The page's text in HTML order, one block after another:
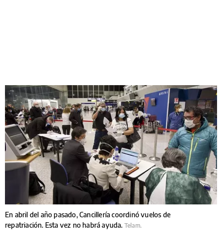
En abril del año pasado, Cancillería coordinó vuelos de
repatriación. Esta vez no habrá ayuda. Telam.